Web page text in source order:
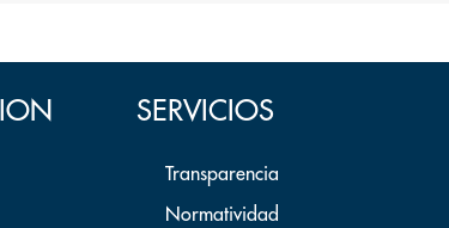
SERVICIOS
Transparencia
Normatividad